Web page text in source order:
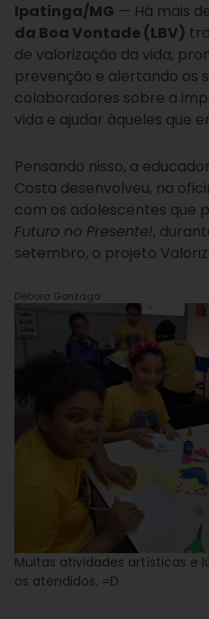
Ipatinga/MG — Há mais
da Boa Vontade (LBV)
de valorização da vida,
prevenção e alertando os
colaboradores sobre a
vida e ajudar àqueles que
Pensando nisso, a
Costa desenvolveu, na
com os adolescentes que
Futuro no Presente!,
setembro, o projeto
Débora Gonzaga
Muitas atividades artísticas e
os atendidos. =D